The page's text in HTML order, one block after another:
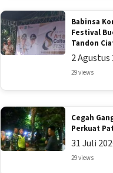
Babinsa
Festival
Tandon
2 Agustus
29 views
Cegah
Perkuat
31 Juli
29 views